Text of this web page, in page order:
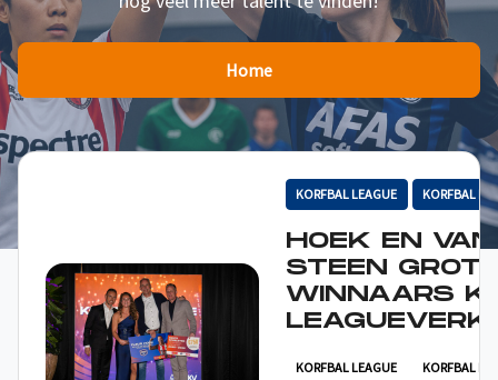
Home
KORFBAL LEAGUE KORFBAL
HOEK EN VAN
STEEN
WINNAARS
KORFBAL LEAGUE KORFBAL